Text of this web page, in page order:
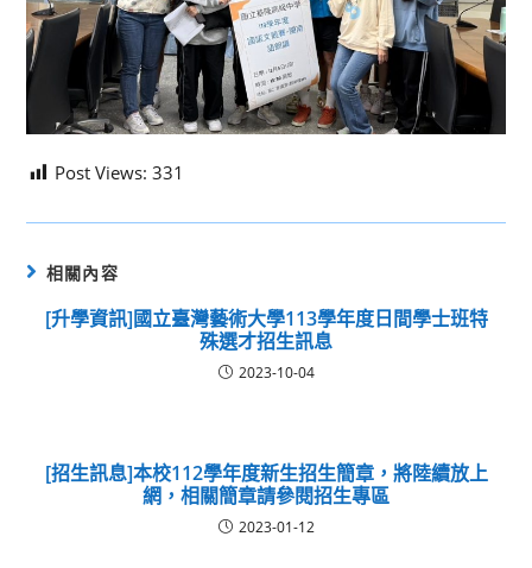
Post Views: 331
相關內容
[升學資訊]國立臺灣藝術大學113學年度日間學士班特
殊選才招生訊息
2023-10-04
[招生訊息]本校112學年度新生招生簡章，將陸續放上
網，相關簡章請參閱招生專區
2023-01-12